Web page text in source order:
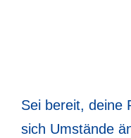
Sei bereit, deine
sich Umstände